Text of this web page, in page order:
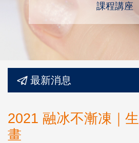
課程講座
最新消息
2021 融冰不漸凍｜
畫